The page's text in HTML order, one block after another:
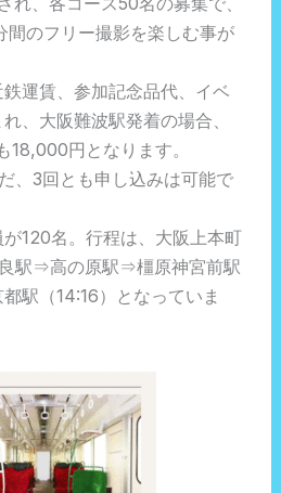
のフリー撮影を楽しむ事が
運賃、参加記念品代、イベ
、大阪難波駅発着の場合、
円となります。
、3回とも申し込みは可能で
120名。行程は、大阪上本町
駅⇒高の原駅⇒橿原神宮前駅
駅（14:16）となっていま